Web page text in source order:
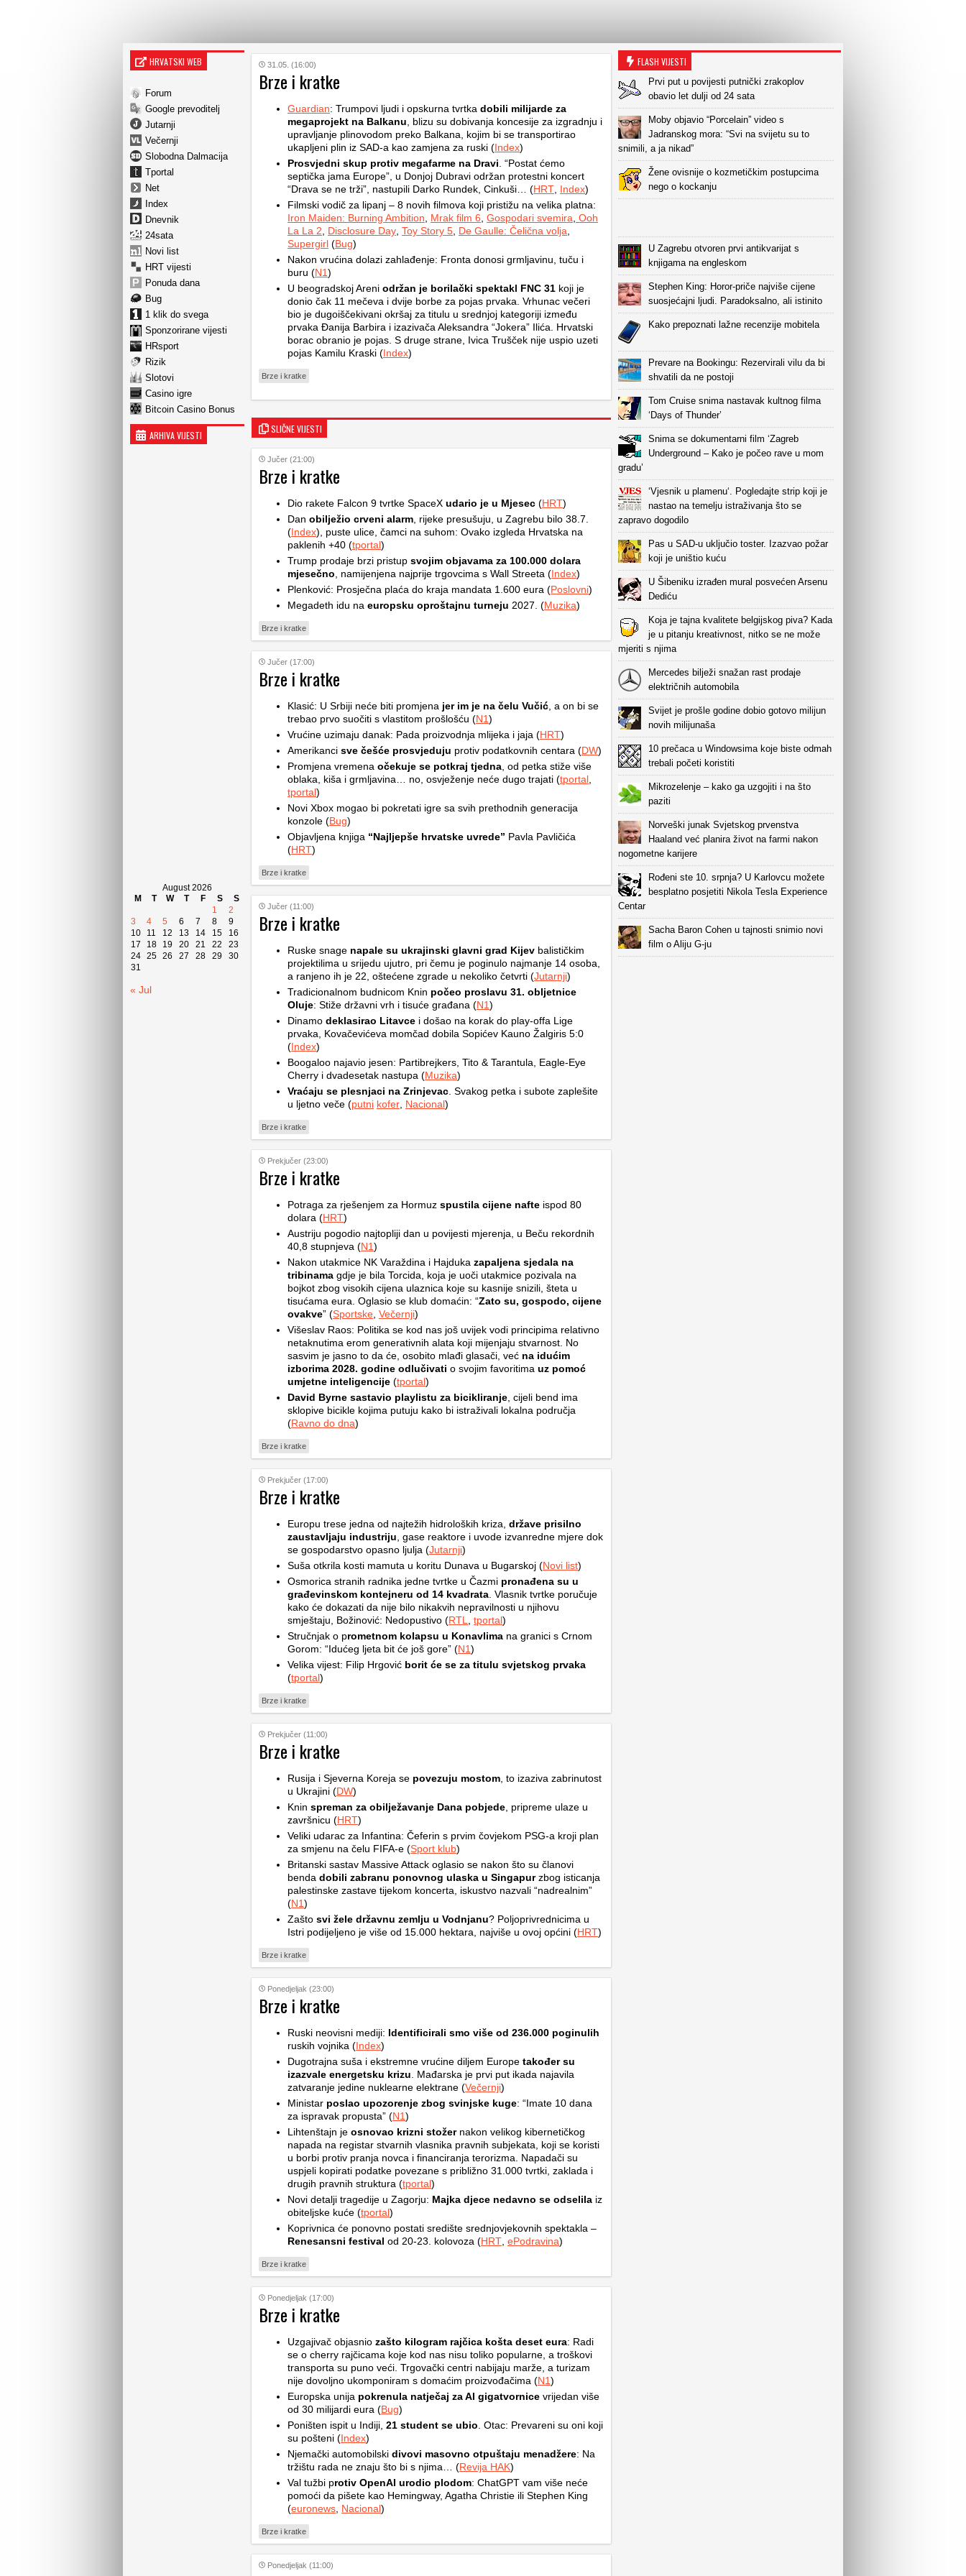
HRVATSKI WEB
Forum
Google prevoditelj
Jutarnji
Večernji
Slobodna Dalmacija
Tportal
Net
Index
Dnevnik
24sata
Novi list
HRT vijesti
Ponuda dana
Bug
1 klik do svega
Sponzorirane vijesti
HRsport
Rizik
Slotovi
Casino igre
Bitcoin Casino Bonus
ARHIVA VIJESTI
August 2026
M
T W T F S
S
1
2
3
4 5 6 7 8
9
10
11 12 13 14 15
16
17
18 19 20 21 22
23
24 25 26 27 28 29
30
31
« Jul
31.05. (16:00)
Brze i kratke
Guardian: Trumpovi ljudi i opskurna tvrtka dobili milijarde za
megaprojekt na Balkanu , blizu su dobivanja koncesije za izgradnju i
upravljanje plinovodom preko Balkana, kojim bi se transportirao
ukapljeni plin iz SAD-a kao zamjena za ruski (Index)
Prosvjedni skup protiv megafarme na Dravi . “Postat ćemo
septička jama Europe”, u Donjoj Dubravi održan protestni koncert
“Drava se ne trži”, nastupili Darko Rundek, Cinkuši… (HRT Index)
Filmski vodič za lipanj – 8 novih filmova koji pristižu na velika platna:
Iron Maiden: Burning Ambition
Mrak film 6 Gospodari svemira Ooh
La La 2
Disclosure Day Toy Story 5 De Gaulle: Čelična volja
Supergirl (Bug)
Nakon vrućina dolazi zahlađenje: Fronta donosi grmljavinu, tuču i
buru (N1)
U beogradskoj Areni održan je borilački spektakl FNC 31 koji je
donio čak 11 mečeva i dvije borbe za pojas prvaka. Vrhunac večeri
bio je dugoiščekivani okršaj za titulu u srednjoj kategoriji između
prvaka Đanija Barbira i izazivača Aleksandra “Jokera” Ilića. Hrvatski
borac obranio je pojas. S druge strane, Ivica Trušček nije uspio uzeti
pojas Kamilu Kraski (Index)
Brze i kratke
SLIČNE VIJESTI
Jučer (21:00)
Brze i kratke
Dio rakete Falcon 9 tvrtke SpaceX udario je u Mjesec (HRT)
Dan obilježio crveni alarm , rijeke presušuju, u Zagrebu bilo 38.7.
(Index), puste ulice, čamci na suhom: Ovako izgleda Hrvatska na
paklenih +40 (tportal)
Trump prodaje brzi pristup svojim objavama za 100.000 dolara
mjesečno , namijenjena najprije trgovcima s Wall Streeta (Index)
Plenković: Prosječna plaća do kraja mandata 1.600 eura (Poslovni)
Megadeth idu na europsku oproštajnu turneju 2027. (Muzika)
Brze i kratke
Jučer (17:00)
Brze i kratke
Klasić: U Srbiji neće biti promjena jer im je na čelu Vučić , a on bi se
trebao prvo suočiti s vlastitom prošlošću (N1)
Vrućine uzimaju danak: Pada proizvodnja mlijeka i jaja (HRT)
Amerikanci sve češće prosvjeduju protiv podatkovnih centara (DW)
Promjena vremena očekuje se potkraj tjedna , od petka stiže više
oblaka, kiša i grmljavina… no, osvježenje neće dugo trajati (tportal
tportal)
Novi Xbox mogao bi pokretati igre sa svih prethodnih generacija
konzole (Bug)
Objavljena knjiga “Najljepše hrvatske uvrede” Pavla Pavličića
(HRT)
Brze i kratke
Jučer (11:00)
Brze i kratke
Ruske snage napale su ukrajinski glavni grad Kijev balističkim
projektilima u srijedu ujutro, pri čemu je poginulo najmanje 14 osoba,
a ranjeno ih je 22, oštećene zgrade u nekoliko četvrti (Jutarnji)
Tradicionalnom budnicom Knin počeo proslavu 31. obljetnice
Oluje: Stiže državni vrh i tisuće građana (N1)
Dinamo deklasirao Litavce i došao na korak do play-offa Lige
prvaka, Kovačevićeva momčad dobila Sopićev Kauno Žalgiris 5:0
(Index)
Boogaloo najavio jesen: Partibrejkers, Tito & Tarantula, Eagle-Eye
Cherry i dvadesetak nastupa (Muzika)
Vraćaju se plesnjaci na Zrinjevac . Svakog petka i subote zaplešite
u ljetno veče (putni kofer Nacional)
Brze i kratke
Prekjučer (23:00)
Brze i kratke
Potraga za rješenjem za Hormuz spustila cijene nafte ispod 80
dolara (HRT)
Austriju pogodio najtopliji dan u povijesti mjerenja, u Beču rekordnih
40,8 stupnjeva (N1)
Nakon utakmice NK Varaždina i Hajduka zapaljena sjedala na
tribinama gdje je bila Torcida, koja je uoči utakmice pozivala na
bojkot zbog visokih cijena ulaznica koje su kasnije snizili, šteta u
tisućama eura. Oglasio se klub domaćin: “Zato su, gospodo, cijene
ovakve” (Sportske Večernji)
Višeslav Raos: Politika se kod nas još uvijek vodi principima relativno
netaknutima erom generativnih alata koji mijenjaju stvarnost. No
sasvim je jasno to da će, osobito mlađi glasači, već na idućim
izborima 2028. godine odlučivati o svojim favoritima uz pomoć
umjetne inteligencije (tportal)
David Byrne sastavio playlistu za bicikliranje , cijeli bend ima
sklopive bicikle kojima putuju kako bi istraživali lokalna područja
(Ravno do dna)
Brze i kratke
Prekjučer (17:00)
Brze i kratke
Europu trese jedna od najtežih hidroloških kriza, države prisilno
zaustavljaju industriju , gase reaktore i uvode izvanredne mjere dok
se gospodarstvo opasno ljulja (Jutarnji)
Suša otkrila kosti mamuta u koritu Dunava u Bugarskoj (Novi list)
Osmorica stranih radnika jedne tvrtke u Čazmi pronađena su u
građevinskom kontejneru od 14 kvadrata . Vlasnik tvrtke poručuje
kako će dokazati da nije bilo nikakvih nepravilnosti u njihovu
smještaju, Božinović: Nedopustivo (RTL tportal)
Stručnjak o prometnom kolapsu u Konavlima na granici s Crnom
Gorom: “Idućeg ljeta bit će još gore” (N1)
Velika vijest: Filip Hrgović borit će se za titulu svjetskog prvaka
(tportal)
Brze i kratke
Prekjučer (11:00)
Brze i kratke
Rusija i Sjeverna Koreja se povezuju mostom , to izaziva zabrinutost
u Ukrajini (DW)
Knin spreman za obilježavanje Dana pobjede , pripreme ulaze u
završnicu (HRT)
Veliki udarac za Infantina: Čeferin s prvim čovjekom PSG-a kroji plan
za smjenu na čelu FIFA-e (Sport klub)
Britanski sastav Massive Attack oglasio se nakon što su članovi
benda dobili zabranu ponovnog ulaska u Singapurzbog isticanja
palestinske zastave tijekom koncerta, iskustvo nazvali “nadrealnim”
(N1)
Zašto svi žele državnu zemlju u Vodnjanu? Poljoprivrednicima u
Istri podijeljeno je više od 15.000 hektara, najviše u ovoj općini (HRT)
Brze i kratke
Ponedjeljak (23:00)
Brze i kratke
Ruski neovisni mediji: Identificirali smo više od 236.000 poginulih
ruskih vojnika (Index)
Dugotrajna suša i ekstremne vrućine diljem Europe također su
izazvale energetsku krizu . Mađarska je prvi put ikada najavila
zatvaranje jedine nuklearne elektrane (Večernji)
Ministar poslao upozorenje zbog svinjske kuge: “Imate 10 dana
za ispravak propusta” (N1)
Lihtenštajn je osnovao krizni stožernakon velikog kibernetičkog
napada na registar stvarnih vlasnika pravnih subjekata, koji se koristi
u borbi protiv pranja novca i financiranja terorizma. Napadači su
uspjeli kopirati podatke povezane s približno 31.000 tvrtki, zaklada i
drugih pravnih struktura (tportal)
Novi detalji tragedije u Zagorju: Majka djece nedavno se odselila iz
obiteljske kuće (tportal)
Koprivnica će ponovno postati središte srednjovjekovnih spektakla –
Renesansni festival od 20-23. kolovoza (HRT ePodravina)
Brze i kratke
Ponedjeljak (17:00)
Brze i kratke
Uzgajivač objasnio zašto kilogram rajčica košta deset eura: Radi
se o cherry rajčicama koje kod nas nisu toliko popularne, a troškovi
transporta su puno veći. Trgovački centri nabijaju marže, a turizam
nije dovoljno ukomponiram s domaćim proizvođačima (N1)
Europska unija pokrenula natječaj za AI gigatvornice vrijedan više
od 30 milijardi eura (Bug)
Poništen ispit u Indiji, 21 student se ubio . Otac: Prevareni su oni koji
su pošteni (Index)
Njemački automobilski divovi masovno otpuštaju menadžere: Na
tržištu rada ne znaju što bi s njima… (Revija HAK)
Val tužbi protiv OpenAI urodio plodom: ChatGPT vam više neće
pomoći da pišete kao Hemingway, Agatha Christie ili Stephen King
(euronews Nacional)
Brze i kratke
Ponedjeljak (11:00)
FLASH VIJESTI
Prvi put u povijesti putnički zrakoplov
obavio let dulji od 24 sata
Moby objavio “Porcelain” video s
Jadranskog mora: “Svi na svijetu su to
snimili, a ja nikad”
Žene ovisnije o kozmetičkim postupcima
nego o kockanju
U Zagrebu otvoren prvi antikvarijat s
knjigama na engleskom
Stephen King: Horor-priče najviše cijene
suosjećajni ljudi. Paradoksalno, ali istinito
Kako prepoznati lažne recenzije mobitela
Prevare na Bookingu: Rezervirali vilu da bi
shvatili da ne postoji
Tom Cruise snima nastavak kultnog filma
‘Days of Thunder’
Snima se dokumentarni film ‘Zagreb
Underground – Kako je počeo rave u mom
gradu’
‘Vjesnik u plamenu‘. Pogledajte strip koji je
nastao na temelju istraživanja što se
zapravo dogodilo
Pas u SAD-u uključio toster. Izazvao požar
koji je uništio kuću
U Šibeniku izrađen mural posvećen Arsenu
Dediću
Koja je tajna kvalitete belgijskog piva? Kada
je u pitanju kreativnost, nitko se ne može
mjeriti s njima
Mercedes bilježi snažan rast prodaje
električnih automobila
Svijet je prošle godine dobio gotovo milijun
novih milijunaša
10 prečaca u Windowsima koje biste odmah
trebali početi koristiti
Mikrozelenje – kako ga uzgojiti i na što
paziti
Norveški junak Svjetskog prvenstva
Haaland već planira život na farmi nakon
nogometne karijere
Rođeni ste 10. srpnja? U Karlovcu možete
besplatno posjetiti Nikola Tesla Experience
Centar
Sacha Baron Cohen u tajnosti snimio novi
film o Aliju G-ju